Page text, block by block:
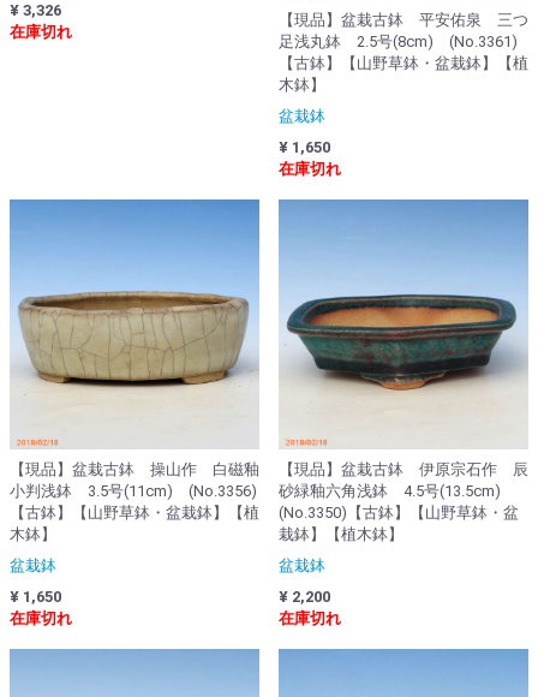
¥ 3,326
在庫切れ
【現品】盆栽古鉢 平安佑泉 三つ
足浅丸鉢 2.5号(8cm) (No.3361)
【古鉢】【山野草鉢・盆栽鉢】【植
木鉢】
盆栽鉢
¥ 1,650
在庫切れ
【現品】盆栽古鉢 操山作 白磁釉
小判浅鉢 3.5号(11cm) (No.3356)
【古鉢】【山野草鉢・盆栽鉢】【植
木鉢】
盆栽鉢
¥ 1,650
在庫切れ
【現品】盆栽古鉢 伊原宗石作 辰
砂緑釉六角浅鉢 4.5号(13.5cm)
(No.3350)【古鉢】【山野草鉢・盆
栽鉢】【植木鉢】
盆栽鉢
¥ 2,200
在庫切れ